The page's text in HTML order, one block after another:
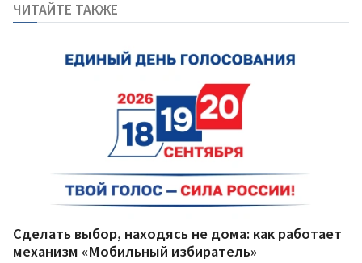
ЧИТАЙТЕ ТАКЖЕ
Сделать выбор, находясь не дома: как работает
механизм «Мобильный избиратель»